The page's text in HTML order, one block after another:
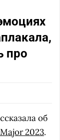
про
об
2023.